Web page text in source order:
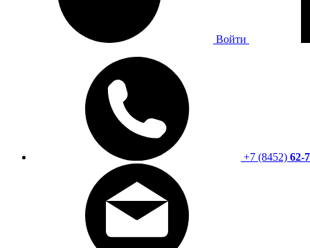
Войти
+7 (8452) 62-